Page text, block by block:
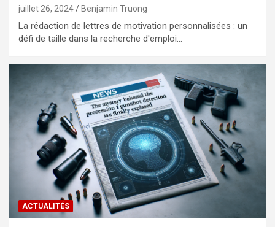
juillet 26, 2024 Benjamin Truong
La rédaction de lettres de motivation personnalisées : un
défi de taille dans la recherche d'emploi…
ACTUALITÉS